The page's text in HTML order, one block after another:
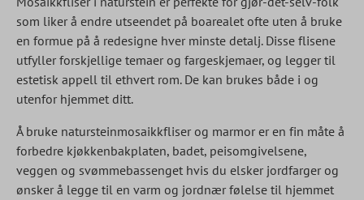
som liker å endre utseendet på boarealet ofte uten å bruke
en formue på å redesigne hver minste detalj. Disse flisene
utfyller forskjellige temaer og fargeskjemaer, og legger til
estetisk appell til ethvert rom. De kan brukes både i og
utenfor hjemmet ditt.
Å bruke natursteinmosaikkfliser og marmor er en fin måte å
forbedre kjøkkenbakplaten, badet, peisomgivelsene,
veggen og svømmebassenget hvis du elsker jordfarger og
ønsker å legge til en varm og jordnær følelse til hjemmet